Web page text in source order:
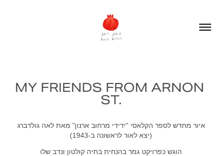
MY FRIENDS FROM ARNON
ST.
איור מחדש לספר הקלאסי "ידידי מרחוב ארנון" מאת לאה גולדברג
(יצא לאור לראשונה ב-1943)
הוגש כפרויקט גמר בהנחית בתיה קולטון ונדב שלו